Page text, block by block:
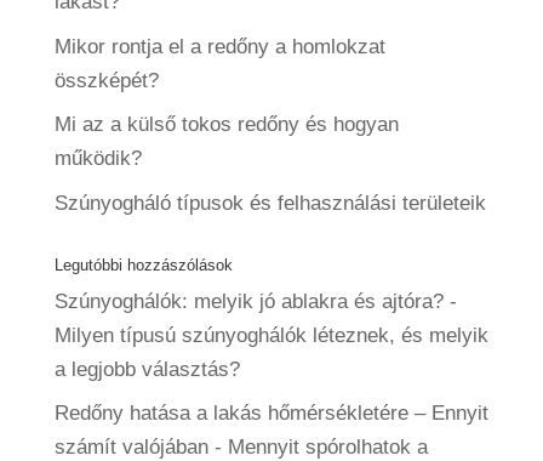
Mikor rontja el a redőny a homlokzat
összképét?
Mi az a külső tokos redőny és hogyan
működik?
Szúnyogháló típusok és felhasználási területeik
Legutóbbi hozzászólások
Szúnyoghálók: melyik jó ablakra és ajtóra?-
Milyen típusú szúnyoghálók léteznek, és melyik
a legjobb választás?
Redőny hatása a lakás hőmérsékletére – Ennyit
számít valójában- Mennyit spórolhatok a